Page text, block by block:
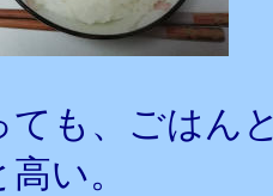
ても、ごはん
い。